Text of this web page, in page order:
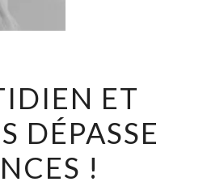
ET
DÉPASSE
!